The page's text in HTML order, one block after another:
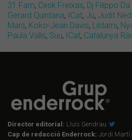
31 Fam, Cesk Freixas, Dj Filippo
Gerard Quintana, ICat, Ju, Judit
Mars, Koko-Jean Davis, Lildami,
Paula Valls, Suu, ICat, Catalunya
Director editorial: Lluís Gendrau
Cap de redacció Enderrock: Jordi Martí